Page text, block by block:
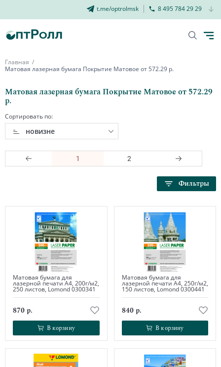
t.me/optrolmsk 8 495 784 29 29
Главная
Матовая лазерная бумага Покрытие Матовое от 572.29 р.
Матовая лазерная бумага Покрытие Матовое от 572.29
р.
Сортировать по:
новизне
1 2
Фильтры
Матовая бумага для
лазерной печати А4, 200г/м2,
250 листов, Lomond 0300341
870 р.
В корзину
В корзину
Матовая бумага для
лазерной печати А4, 250г/м2,
150 листов, Lomond 0300441
840 р.
В корзину
В корзину